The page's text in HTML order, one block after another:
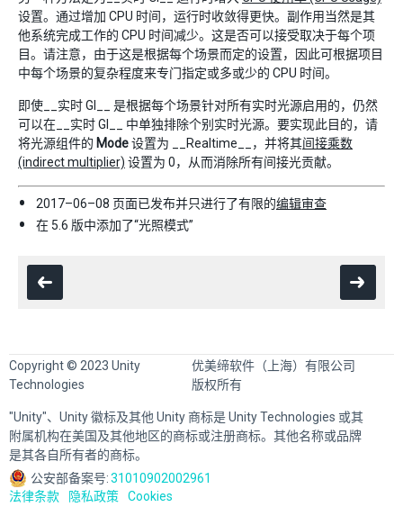
设置。通过增加 CPU 时间，运行时收敛得更快。副作用当然是其
他系统完成工作的 CPU 时间减少。这是否可以接受取决于每个项
目。请注意，由于这是根据每个场景而定的设置，因此可根据项目
中每个场景的复杂程度来专门指定或多或少的 CPU 时间。
即使__实时 GI__ 是根据每个场景针对所有实时光源启用的，仍然
可以在__实时 GI__ 中单独排除个别实时光源。要实现此目的，请
将光源组件的 Mode设置为 __Realtime__，并将其间接乘数
(indirect multiplier) 设置为 0，从而消除所有间接光贡献。
2017–06–08 页面已发布并只进行了有限的编辑审查
在 5.6 版中添加了“光照模式”
Copyright © 2023 Unity
Technologies
优美缔软件（上海）有限公司
版权所有
"Unity"、Unity 徽标及其他 Unity 商标是 Unity Technologies 或其
附属机构在美国及其他地区的商标或注册商标。其他名称或品牌
是其各自所有者的商标。
公安部备案号:31010902002961
法律条款
隐私政策 Cookies